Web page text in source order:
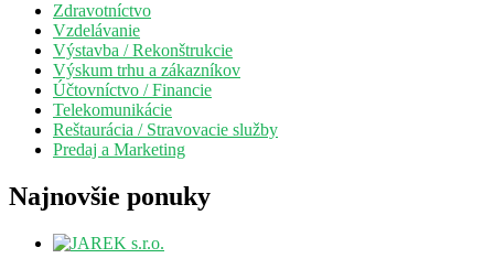
Zdravotníctvo
Vzdelávanie
Výstavba / Rekonštrukcie
Výskum trhu a zákazníkov
Účtovníctvo / Financie
Telekomunikácie
Reštaurácia / Stravovacie služby
Predaj a Marketing
Najnovšie ponuky